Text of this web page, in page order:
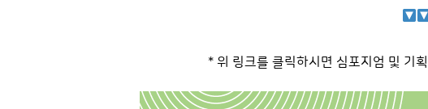
* 위 링크를 클릭하시면 심포지엄 및 기